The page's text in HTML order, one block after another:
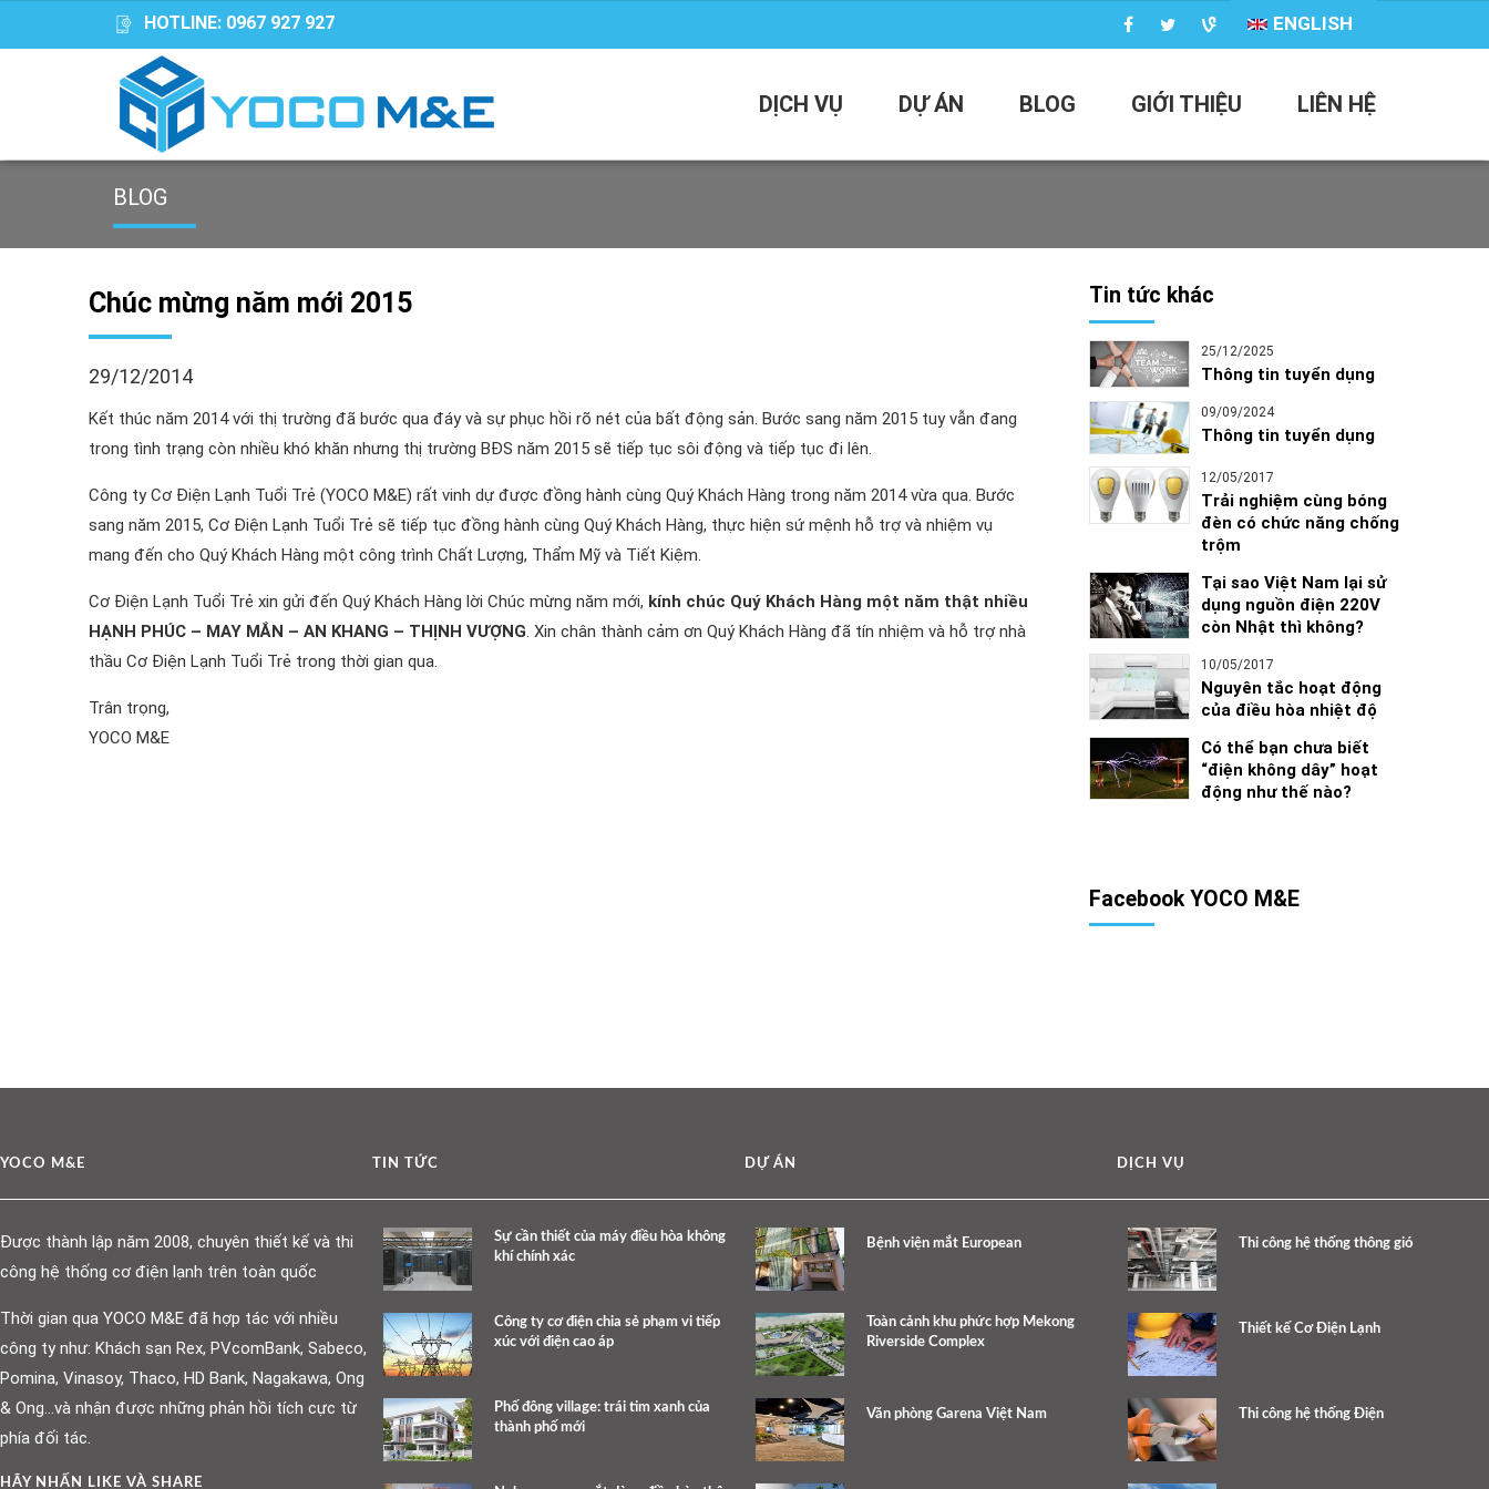
HOTLINE: 0967 927 927 ENGLISH
DỊCH VỤ DỰ ÁN BLOG GIỚI THIỆU LIÊN HỆ
BLOG
Chúc mừng năm mới 2015
29/12/2014
Kết thúc năm 2014 với thị trường đã bước qua đáy và sự phục hồi rõ nét của bất động sản. Bước sang năm 2015 tuy vẫn đang
trong tình trạng còn nhiều khó khăn nhưng thị trường BĐS năm 2015 sẽ tiếp tục sôi động và tiếp tục đi lên.
Công ty Cơ Điện Lạnh Tuổi Trẻ (YOCO M&E) rất vinh dự được đồng hành cùng Quý Khách Hàng trong năm 2014 vừa qua. Bước
sang năm 2015, Cơ Điện Lạnh Tuổi Trẻ sẽ tiếp tục đồng hành cùng Quý Khách Hàng, thực hiện sứ mệnh hỗ trợ và nhiệm vụ
mang đến cho Quý Khách Hàng một công trình Chất Lượng, Thẩm Mỹ và Tiết Kiệm.
Cơ Điện Lạnh Tuổi Trẻ xin gửi đến Quý Khách Hàng lời Chúc mừng năm mới, kính chúc Quý Khách Hàng một năm thật nhiều
HẠNH PHÚC – MAY MẮN – AN KHANG – THỊNH VƯỢNG. Xin chân thành cảm ơn Quý Khách Hàng đã tín nhiệm và hỗ trợ nhà
thầu Cơ Điện Lạnh Tuổi Trẻ trong thời gian qua.
Trân trọng,
YOCO M&E
Tin tức khác
25/12/2025
Thông tin tuyển dụng
09/09/2024
Thông tin tuyển dụng
12/05/2017
Trải nghiệm cùng bóng
đèn có chức năng chống
trộm
Tại sao Việt Nam lại sử
dụng nguồn điện 220V
còn Nhật thì không?
10/05/2017
Nguyên tắc hoạt động
của điều hòa nhiệt độ
Có thể bạn chưa biết
“điện không dây” hoạt
động như thế nào?
Facebook YOCO M&E
YOCO M&E
Được thành lập năm 2008, chuyên thiết kế và thi
công hệ thống cơ điện lạnh trên toàn quốc
Thời gian qua YOCO M&E đã hợp tác với nhiều
công ty như: Khách sạn Rex, PVcomBank, Sabeco,
Pomina, Vinasoy, Thaco, HD Bank, Nagakawa, Ong
& Ong…và nhận được những phản hồi tích cực từ
phía đối tác.
HÃY NHẤN LIKE VÀ SHARE
TIN TỨC
Sự cần thiết của máy điều hòa không
khí chính xác
Công ty cơ điện chia sẻ phạm vi tiếp
xúc với điện cao áp
Phố đông village: trái tim xanh của
thành phố mới
DỰ ÁN
Bệnh viện mắt European
Toàn cảnh khu phức hợp Mekong
Riverside Complex
Văn phòng Garena Việt Nam
DỊCH VỤ
Thi công hệ thống thông gió
Thiết kế Cơ Điện Lạnh
Thi công hệ thống Điện